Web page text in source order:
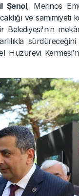
Şenol, Merinos
ve samimiyeti
Belediyesi'nin
Huzurevi